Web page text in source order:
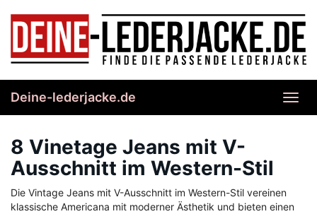
content
Deine-lederjacke.de
8 Vinetage Jeans mit V-
Ausschnitt im Western-Stil
Die Vintage Jeans mit V-Ausschnitt im Western-Stil vereinen
klassische Americana mit moderner Ästhetik und bieten einen